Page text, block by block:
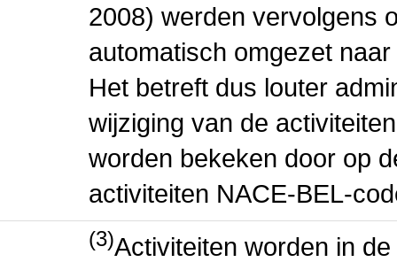
2008) werden vervolgens
automatisch omgezet
Het betreft dus louter
wijziging van de
worden bekeken door op
activiteiten NACE-BEL-
(3)Activiteiten worden in